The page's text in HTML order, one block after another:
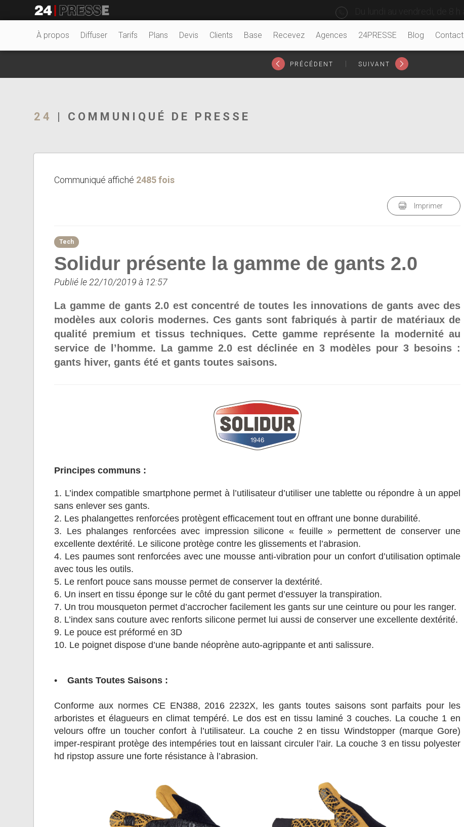
24Presse -
À propos Diffuser Tarifs Plans Devis Clients Base Recevez Agences 24PRESSE Blog Contact
PRÉCÉDENT SUIVANT
24 | COMMUNIQUÉ DE PRESSE
Communiqué affiché 2485 fois
Imprimer
Tech
Solidur présente la gamme de gants 2.0
Publié le 22/10/2019 à 12:57
La gamme de gants 2.0 est concentré de toutes les innovations de gants avec des
modèles aux coloris modernes. Ces gants sont fabriqués à partir de matériaux de
qualité premium et tissus techniques. Cette gamme représente la modernité au
service de l’homme. La gamme 2.0 est déclinée en 3 modèles pour 3 besoins :
gants hiver, gants été et gants toutes saisons.
Principes communs :
1. L’index compatible smartphone permet à l’utilisateur d’utiliser une tablette ou répondre à un appel
sans enlever ses gants.
2. Les phalangettes renforcées protègent efficacement tout en offrant une bonne durabilité.
3. Les phalanges renforcées avec impression silicone « feuille » permettent de conserver une
excellente dextérité. Le silicone protège contre les glissements et l’abrasion.
4. Les paumes sont renforcées avec une mousse anti-vibration pour un confort d’utilisation optimale
avec tous les outils.
5. Le renfort pouce sans mousse permet de conserver la dextérité.
6. Un insert en tissu éponge sur le côté du gant permet d’essuyer la transpiration.
7. Un trou mousqueton permet d’accrocher facilement les gants sur une ceinture ou pour les ranger.
8. L’index sans couture avec renforts silicone permet lui aussi de conserver une excellente dextérité.
9. Le pouce est préformé en 3D
10. Le poignet dispose d’une bande néoprène auto-agrippante et anti salissure.
•Gants Toutes Saisons :
Conforme aux normes CE EN388, 2016 2232X, les gants toutes saisons sont parfaits pour les
arboristes et élagueurs en climat tempéré. Le dos est en tissu laminé 3 couches. La couche 1 en
velours offre un toucher confort à l’utilisateur. La couche 2 en tissu Windstopper (marque Gore)
imper-respirant protège des intempéries tout en laissant circuler l’air. La couche 3 en tissu polyester
hd ripstop assure une forte résistance à l’abrasion.